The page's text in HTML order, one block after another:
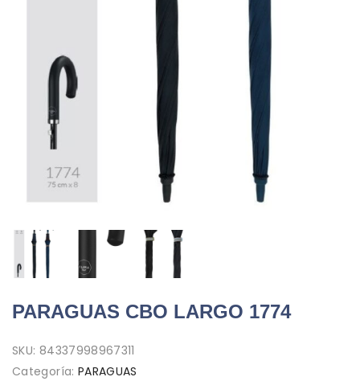
PARAGUAS CBO LARGO 1774
SKU: 84337998967311
Categoría: PARAGUAS